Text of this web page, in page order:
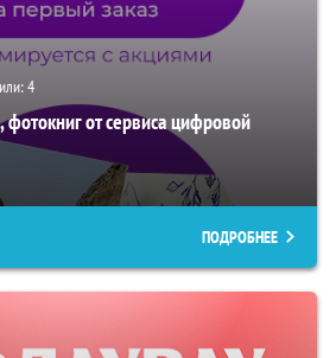
4
от сервиса цифровой
ПОДРОБНЕЕ